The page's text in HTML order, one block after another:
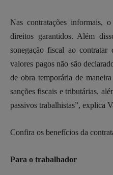
Nas contratações informais,
direitos garantidos. Além
sonegação fiscal ao
valores pagos não são
de obra temporária de
sanções fiscais e tributárias,
passivos trabalhistas”, explica
Confira os benefícios da
Para o trabalhador